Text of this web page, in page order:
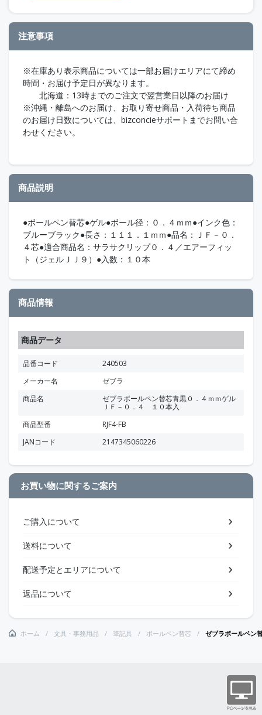
注意事項
※在庫あり表示商品については一部お届けエリアにて締め
時間・お届け予定日が異なります。
北海道：13時までのご注文で翌営業日以降のお届け
※沖縄・離島へのお届け、お取り寄せ商品・入荷待ち商品
のお届け日数については、bizconcieサポートまでお問い合
わせください。
商品説明
●ボールペン替芯●ゲル●ボール径：０．４ｍｍ●インク色：
ブルーブラック●長さ：１１１．１ｍｍ●品名：ＪＦ－０．
４芯●適合商品名：サラサクリップ０．４／エアーフィッ
ト（ジェルＪＪ９）●入数：１０本
商品情報
商品データ
品番コード
240503
メーカー名
ゼブラ
商品名
ゼブラボールペン替芯青黒０．４ｍｍゲル
ＪＦ－０．４ １０本入
商品型番
RJF4-FB
JANコード
2147345060226
お買い物に関するご案内
ご購入について
送料について
配送予定とエリアについて
返品について
ホーム 文具・事務用品 筆記具 ボールペン替芯 ゼブラボールペン